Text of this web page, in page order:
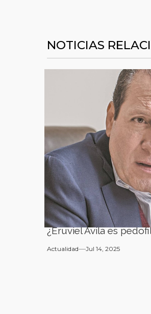
NOTICIAS
¿Eruviel Ávila es
Actualidad Jul 14, 2025